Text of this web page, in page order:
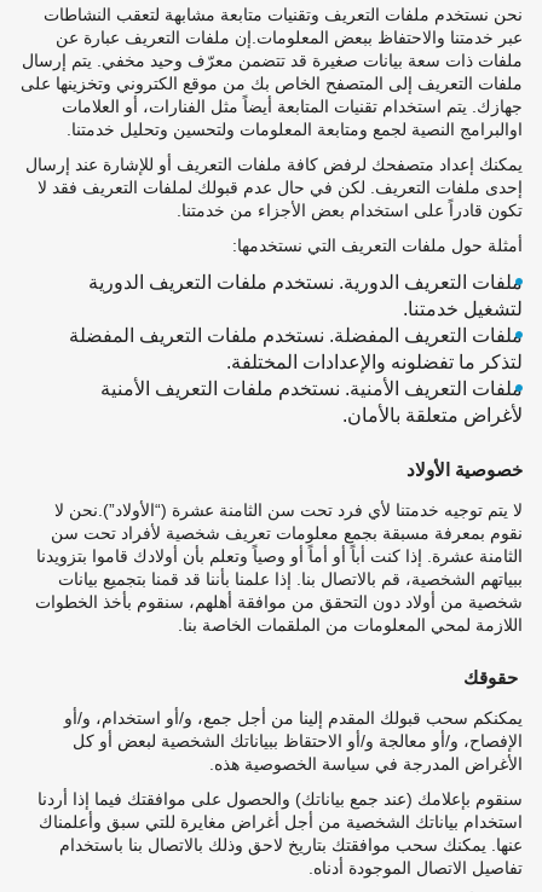
نحن نستخدم ملفات التعريف وتقنيات متابعة مشابهة لتعقب النشاطات
عبر خدمتنا والاحتفاظ ببعض المعلومات.إن ملفات التعريف عبارة عن
ملفات ذات سعة بيانات صغيرة قد تتضمن معرّف وحيد مخفي. يتم إرسال
ملفات التعريف إلى المتصفح الخاص بك من موقع الكتروني وتخزينها على
جهازك. يتم استخدام تقنيات المتابعة أيضاً مثل الفنارات، أو العلامات
اوالبرامج النصية لجمع ومتابعة المعلومات ولتحسين وتحليل خدمتنا.
يمكنك إعداد متصفحك لرفض كافة ملفات التعريف أو للإشارة عند إرسال
إحدى ملفات التعريف. لكن في حال عدم قبولك لملفات التعريف فقد لا
تكون قادراً على استخدام بعض الأجزاء من خدمتنا.
أمثلة حول ملفات التعريف التي نستخدمها:
ملفات التعريف الدورية. نستخدم ملفات التعريف الدورية
لتشغيل خدمتنا.
ملفات التعريف المفضلة. نستخدم ملفات التعريف المفضلة
لتذكر ما تفضلونه والإعدادات المختلفة.
ملفات التعريف الأمنية. نستخدم ملفات التعريف الأمنية
لأغراض متعلقة بالأمان.
خصوصية الأولاد
لا يتم توجيه خدمتنا لأي فرد تحت سن الثامنة عشرة (“الأولاد”).نحن لا
نقوم بمعرفة مسبقة بجمع معلومات تعريف شخصية لأفراد تحت سن
الثامنة عشرة. إذا كنت أباً أو أماً أو وصياً وتعلم بأن أولادك قاموا بتزويدنا
ببياتهم الشخصية، قم بالاتصال بنا. إذا علمنا بأننا قد قمنا بتجميع بيانات
شخصية من أولاد دون التحقق من موافقة أهلهم، سنقوم بأخذ الخطوات
اللازمة لمحي المعلومات من الملقمات الخاصة بنا.
حقوقك
يمكنكم سحب قبولك المقدم إلينا من أجل جمع، و/أو استخدام، و/أو
الإفصاح، و/أو معالجة و/أو الاحتقاظ ببياناتك الشخصية لبعض أو كل
الأغراض المدرجة في سياسة الخصوصية هذه.
سنقوم بإعلامك (عند جمع بياناتك) والحصول على موافقتك فيما إذا أردنا
استخدام بياناتك الشخصية من أجل أغراض مغايرة للتي سبق وأعلمناك
عنها. يمكنك سحب موافقتك بتاريخ لاحق وذلك بالاتصال بنا باستخدام
تفاصيل الاتصال الموجودة أدناه.